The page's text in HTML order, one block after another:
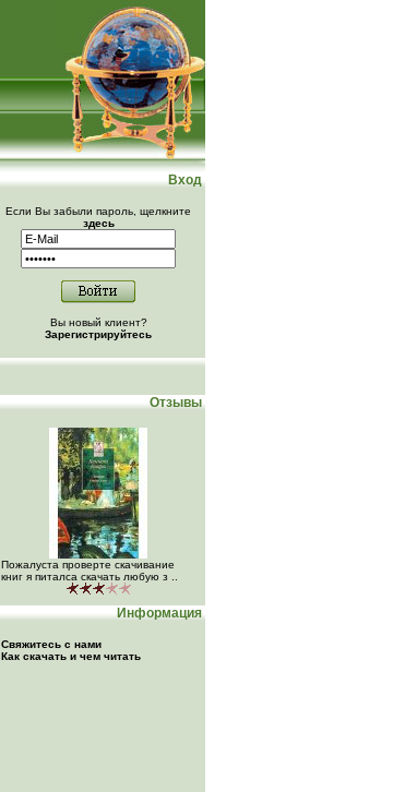
Вход
Если Вы забыли пароль, щелкните
здесь
Вы новый клиент?
Зарегистрируйтесь
Отзывы
Пожалуста проверте скачивание
книг я питалса скачать любую з ..
Информация
Свяжитесь с нами
Как скачать и чем читать